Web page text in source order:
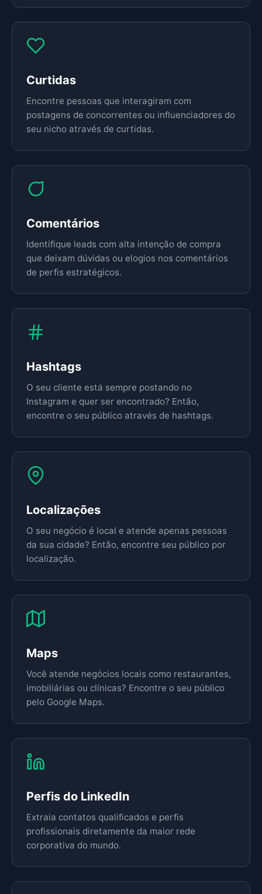
Curtidas
Encontre pessoas que interagiram com
postagens de concorrentes ou influenciadores do
seu nicho através de curtidas.
Comentários
Identifique leads com alta intenção de compra
que deixam dúvidas ou elogios nos comentários
de perfis estratégicos.
Hashtags
O seu cliente está sempre postando no
Instagram e quer ser encontrado? Então,
encontre o seu público através de hashtags.
Localizações
O seu negócio é local e atende apenas pessoas
da sua cidade? Então, encontre seu público por
localização.
Maps
Você atende negócios locais como restaurantes,
imobiliárias ou clínicas? Encontre o seu público
pelo Google Maps.
Perfis do LinkedIn
Extraia contatos qualificados e perfis
profissionais diretamente da maior rede
corporativa do mundo.